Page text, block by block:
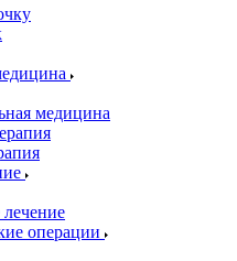
медицина
операции